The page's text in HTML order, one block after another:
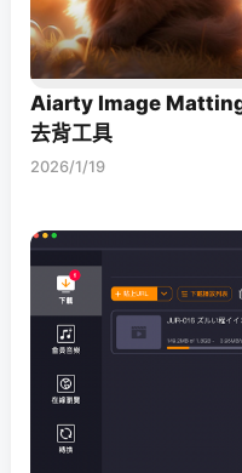
Aiarty Image Matting
去背工具
2026/1/19